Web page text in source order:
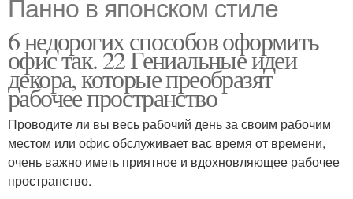
Панно в японском стиле
6 недорогих способов оформить
офис так. 22 Гениальные идеи
декора, которые преобразят
рабочее пространство
Проводите ли вы весь рабочий день за своим рабочим
местом или офис обслуживает вас время от времени,
очень важно иметь приятное и вдохновляющее рабочее
пространство.